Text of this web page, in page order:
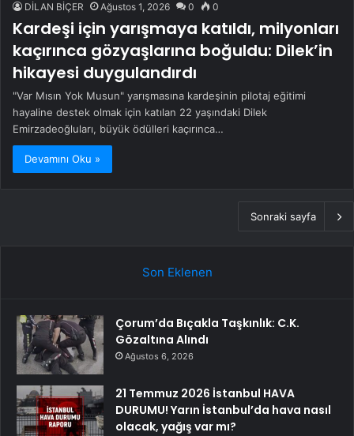
DİLAN BİÇER Ağustos 1, 2026 0 0
Kardeşi için yarışmaya katıldı, milyonları
kaçırınca gözyaşlarına boğuldu: Dilek’in
hikayesi duygulandırdı
"Var Mısın Yok Musun" yarışmasına kardeşinin pilotaj eğitimi
hayaline destek olmak için katılan 22 yaşındaki Dilek
Emirzadeoğluları, büyük ödülleri kaçırınca…
Devamını Oku »
Sonraki sayfa
Son Eklenen
Çorum’da Bıçakla Taşkınlık: C.K.
Gözaltına Alındı
Ağustos 6, 2026
21 Temmuz 2026 İstanbul HAVA
DURUMU! Yarın İstanbul’da hava nasıl
olacak, yağış var mı?